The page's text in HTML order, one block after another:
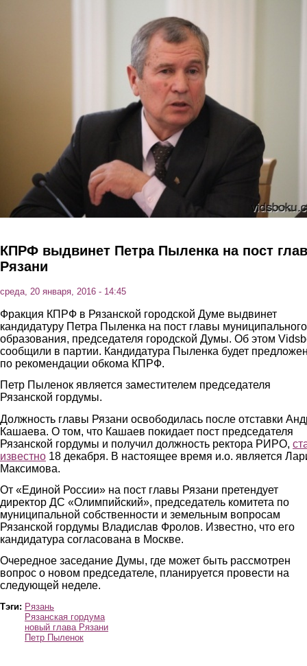
КПРФ выдвинет Петра Пыленка на пост
Рязани
среда, 20 января, 2016 - 14:45
Фракция КПРФ в Рязанской городской Думе выдвинет
кандидатуру Петра Пыленка на пост главы муниципального
образования, председателя городской Думы. Об этом
сообщили в партии. Кандидатура Пыленка будет
по рекомендации обкома КПРФ.
Петр Пыленок является заместителем председателя
Рязанской гордумы.
Должность главы Рязани освободилась после отставки
Кашаева. О том, что Кашаев покидает пост председателя
Рязанской гордумы и получил должность ректора РИРО,
известно 18 декабря. В настоящее время и.о. является
Максимова.
От «Единой России» на пост главы Рязани претендует
директор ДС «Олимпийский», председатель комитета по
муниципальной собственности и земельным вопросам
Рязанской гордумы Владислав Фролов. Известно, что его
кандидатура согласована в Москве.
Очередное заседание Думы, где может быть рассмотрен
вопрос о новом председателе, планируется провести на
следующей неделе.
Тэги: Рязань
Рязанская гордума
новый глава Рязани
Петр Пыленок